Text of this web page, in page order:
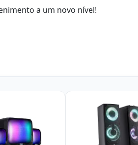
a um novo nível!